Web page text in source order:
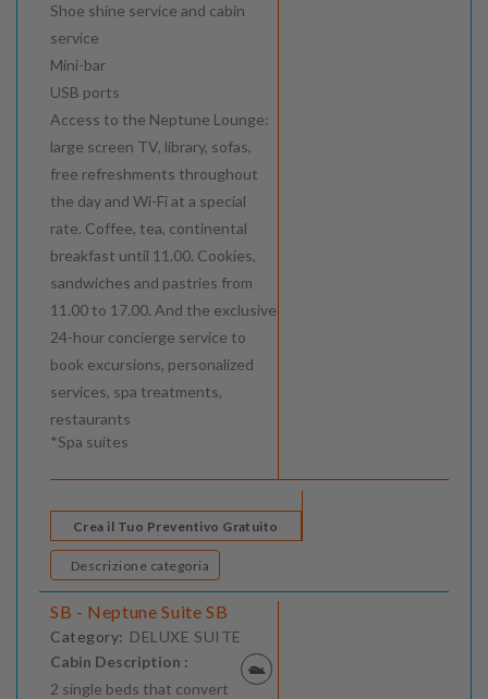
Shoe shine service and cabin
service
Mini-bar
USB ports
Access to the Neptune Lounge:
large screen TV, library, sofas,
free refreshments throughout
the day and Wi-Fi at a special
rate. Coffee, tea, continental
breakfast until 11.00. Cookies,
sandwiches and pastries from
11.00 to 17.00. And the exclusive
24-hour concierge service to
book excursions, personalized
services, spa treatments,
restaurants
*Spa suites
Crea il Tuo Preventivo Gratuito
Descrizione categoria
SB - Neptune Suite SB
Category: DELUXE SUITE
Cabin Description :
2 single beds that convert